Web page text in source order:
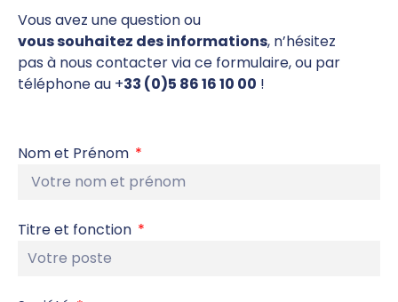
Vous avez une question ou
vous souhaitez des informations, n’hésitez
pas à nous contacter via ce formulaire, ou par
téléphone au +33 (0)5 86 16 10 00 !
Nom et Prénom
Titre et fonction